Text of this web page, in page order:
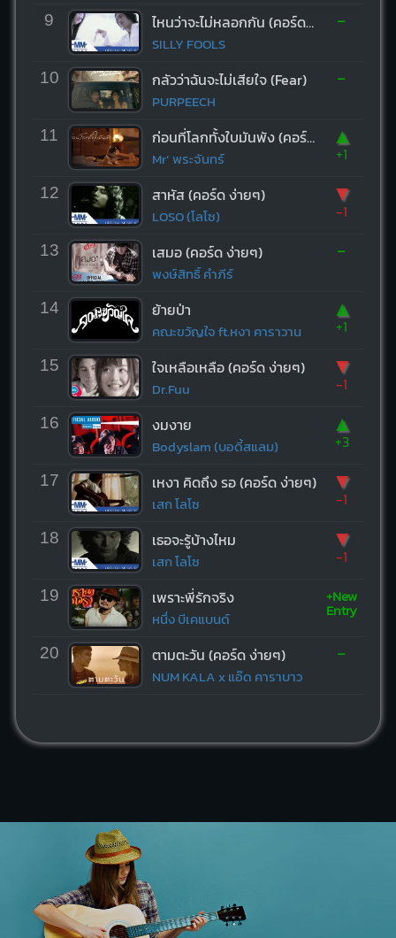
9 ไหนว่าจะไม่หลอกกัน (คอร์ด ง่ายๆ)
SILLY FOOLS
-
10 กลัวว่าฉันจะไม่เสียใจ (Fear)
PURPEECH
-
11 ก่อนที่โลกทั้งใบมันพัง (คอร์ด ง่ายๆ)
Mr’ พระจันทร์
▲
+1
12 สาหัส (คอร์ด ง่ายๆ)
LOSO (โลโซ)
▼
-1
13 เสมอ (คอร์ด ง่ายๆ)
พงษ์สิทธิ์ คำภีร์
-
14 ย้ายป่า
คณะขวัญใจ ft.หงา คาราวาน
▲
+1
15 ใจเหลือเหลือ (คอร์ด ง่ายๆ)
Dr.Fuu
▼
-1
16 งมงาย
Bodyslam (บอดี้สแลม)
▲
+3
17 เหงา คิดถึง รอ (คอร์ด ง่ายๆ)
เสก โลโซ
▼
-1
18 เธอจะรู้บ้างไหม
เสก โลโซ
▼
-1
19 เพราะพี่รักจริง
หนึ่ง บีเคแบนด์
+New
Entry
20 ตามตะวัน (คอร์ด ง่ายๆ)
NUM KALA x แอ๊ด คาราบาว
-